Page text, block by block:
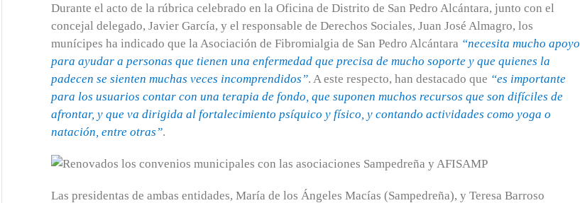
Durante el acto de la rúbrica celebrado en la Oficina de Distrito de San Pedro Alcántara, junto con el
concejal delegado, Javier García, y el responsable de Derechos Sociales, Juan José Almagro, los
munícipes ha indicado que la Asociación de Fibromialgia de San Pedro Alcántara “necesita mucho apoyo
para ayudar a personas que tienen una enfermedad que precisa de mucho soporte y que quienes la
padecen se sienten muchas veces incomprendidos”. A este respecto, han destacado que “es importante
para los usuarios contar con una terapia de fondo, que suponen muchos recursos que son difíciles de
afrontar, y que va dirigida al fortalecimiento psíquico y físico, y contando actividades como yoga o
natación, entre otras”.
Las presidentas de ambas entidades, María de los Ángeles Macías (Sampedreña), y Teresa Barroso